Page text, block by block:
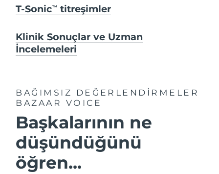
T-SonicTM titreşimler
Klinik Sonuçlar ve Uzman
İncelemeleri
BAĞIMSIZ DEĞERLENDİRMELER
BAZAAR VOICE
Başkalarının ne
düşündüğünü
öğren...